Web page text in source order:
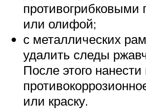
противогрибковыми
или олифой;
с металлических
удалить следы
После этого
или краску.